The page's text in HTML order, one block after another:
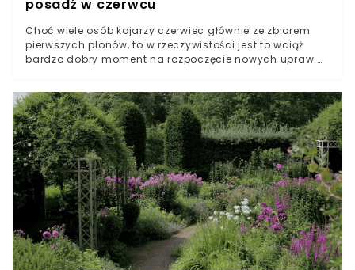
posadź w czerwcu
Choć wiele osób kojarzy czerwiec głównie ze zbiorem
pierwszych plonów, to w rzeczywistości jest to wciąż
bardzo dobry moment na rozpoczęcie nowych upraw.
można bez przeszkód sadzić nawet po połowie
miesiąca.